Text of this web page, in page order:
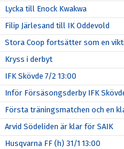
Lycka till Enock Kwakwa
Filip Järlesand till IK Oddevold
Stora Coop fortsätter som en
Kryss i derbyt
IFK Skövde 7/2 13:00
Inför Försäsongsderby IFK
Första träningsmatchen och en
Arvid Södeliden är klar för SAIK
Husqvarna FF (h) 31/1 13:00